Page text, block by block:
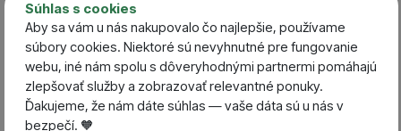
Súhlas s cookies
Aby sa vám u nás nakupovalo čo najlepšie, používame
súbory cookies. Niektoré sú nevyhnutné pre fungovanie
webu, iné nám spolu s dôveryhodnými partnermi pomáhajú
zlepšovať služby a zobrazovať relevantné ponuky.
Ďakujeme, že nám dáte súhlas — vaše dáta sú u nás v
bezpečí. 🧡
Retractror
Skladom / Ihneď na
odoslanie
9,40€
8,46€
Skladom / Ihneď na
odoslanie
9,40
5,87